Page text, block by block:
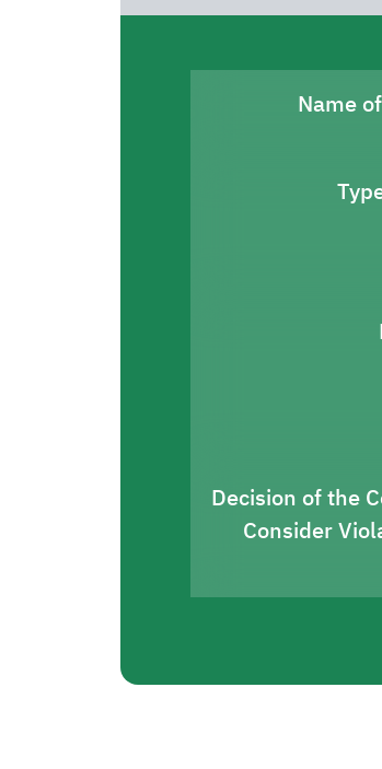
Name
Decision of the
Consider